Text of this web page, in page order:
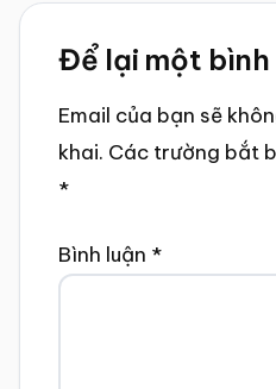
Reader
Interactions
Để lại một bình
Email của bạn sẽ
khai. Các trường bắt
*
Bình luận *